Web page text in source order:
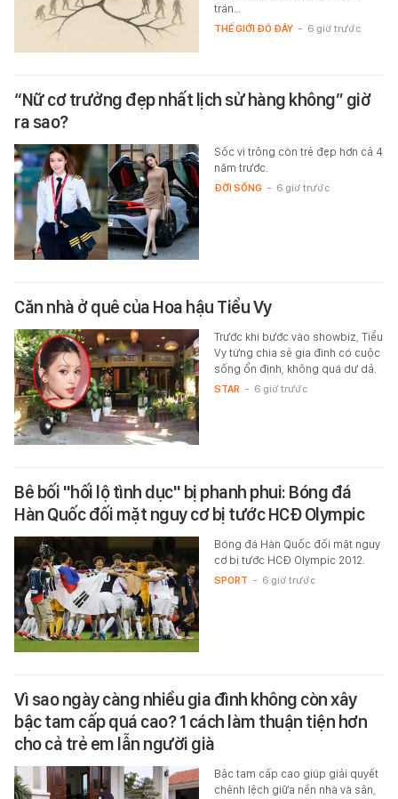
trán…
THẾ GIỚI ĐÓ ĐÂY - 6 giờ trước
“Nữ cơ trưởng đẹp nhất lịch sử hàng không” giờ
ra sao?
Sốc vì trông còn trẻ đẹp hơn cả 4
năm trước.
ĐỜI SỐNG - 6 giờ trước
Căn nhà ở quê của Hoa hậu Tiểu Vy
Trước khi bước vào showbiz, Tiểu
Vy từng chia sẻ gia đình có cuộc
sống ổn định, không quá dư dả.
STAR - 6 giờ trước
Bê bối "hối lộ tình dục" bị phanh phui: Bóng đá
Hàn Quốc đối mặt nguy cơ bị tước HCĐ Olympic
Bóng đá Hàn Quốc đối mặt nguy
cơ bị tước HCĐ Olympic 2012.
SPORT - 6 giờ trước
Vì sao ngày càng nhiều gia đình không còn xây
bậc tam cấp quá cao? 1 cách làm thuận tiện hơn
cho cả trẻ em lẫn người già
Bậc tam cấp cao giúp giải quyết
chênh lệch giữa nền nhà và sân,